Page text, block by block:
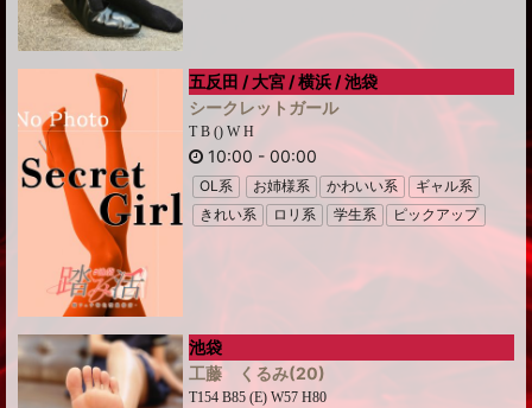
五反田 / 大宮 / 横浜 / 池袋
シークレットガール
T B () W H
10:00 -00:00
OL系 お姉様系 かわいい系
ギャル系
きれい系
ロリ系 学生系 ピックアップ
池袋
工藤 くるみ(20)
T154 B85 (E) W57 H80